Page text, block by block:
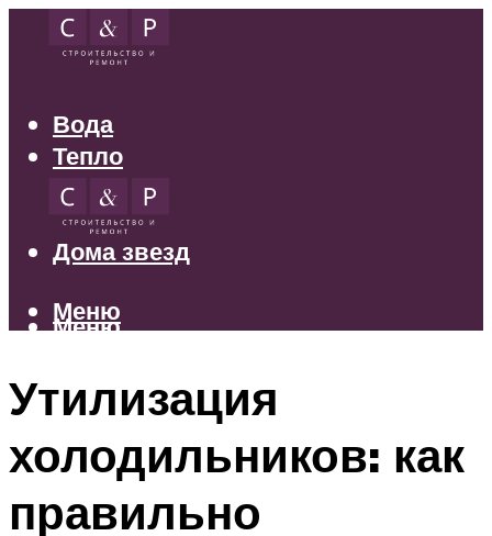
Вода
Тепло
Электрика
Свет
Дома звезд
Меню
Меню
Утилизация
холодильников: как
правильно